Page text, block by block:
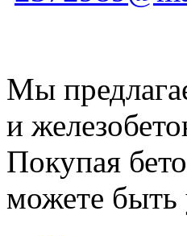
Мы
и
Покупая
можете быть